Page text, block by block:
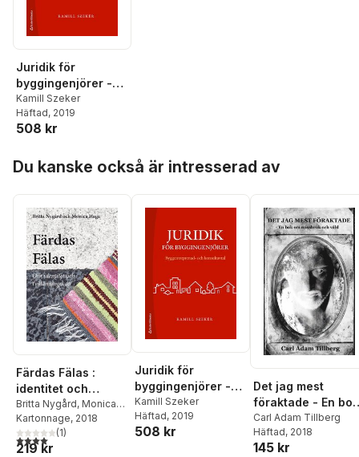
Juridik för
byggingenjörer -
Byggentreprenad-
och konsultavtal
Kamill Szeker
Häftad, 2019
508 kr
Du kanske också är intresserad av
Färdas Fälas :
identitet och
tvålänningskap
Britta Nygård, Monica
Haga
Kartonnage, 2018
4,0utav 5 stjärnor. Totalt antal röster:
(1)
219 kr
Juridik för
byggingenjörer -
Byggentreprenad-
och konsultavtal
Kamill Szeker
Häftad, 2019
508 kr
Det jag mest
föraktade - En bok
om missbruk och
våld
Carl Adam Tillberg
Häftad, 2018
145 kr